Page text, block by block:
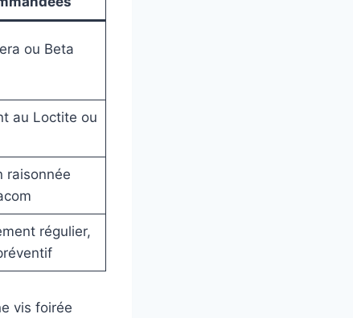
ou Beta
au Loctite ou
raisonnée
régulier,
vis foirée